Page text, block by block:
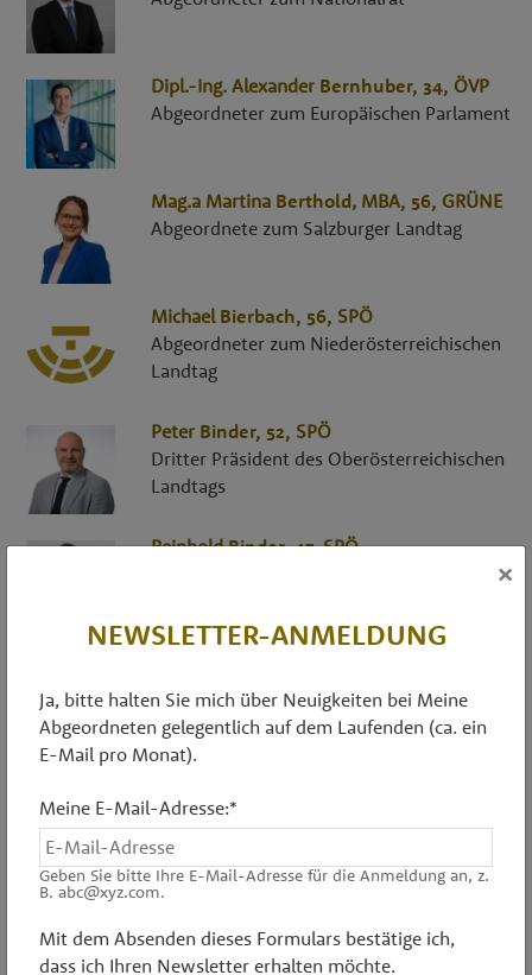
Dipl.-Ing. Alexander Bernhuber, 34, ÖVP
Abgeordneter zum Europäischen Parlament
Mag.a Martina Berthold, MBA, 56, GRÜNE
Abgeordnete zum Salzburger Landtag
Michael Bierbach, 56, SPÖ
Abgeordneter zum Niederösterreichischen
Landtag
Peter Binder, 52, SPÖ
Dritter Präsident des Oberösterreichischen
Landtags
Reinhold Binder, 47,SPÖ
Zweite Präsidentin des
Oberösterreichischen Landtags
Landesstatthalter von Vorarlberg
Dipl.-Ing.in Elisabeth Blanik, 60,SPÖ
×
NEWSLETTER-ANMELDUNG
Ja, bitte halten Sie mich über Neuigkeiten bei Meine
Abgeordneten gelegentlich auf dem Laufenden (ca. ein
E-Mail pro Monat).
Meine E-Mail-Adresse:*
Geben Sie bitte Ihre E-Mail-Adresse für die Anmeldung an, z.
B. abc@xyz.com.
Mit dem Absenden dieses Formulars bestätige ich,
dass ich Ihren Newsletter erhalten möchte.